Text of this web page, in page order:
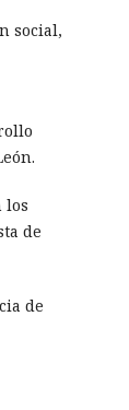
social,
los
de
de